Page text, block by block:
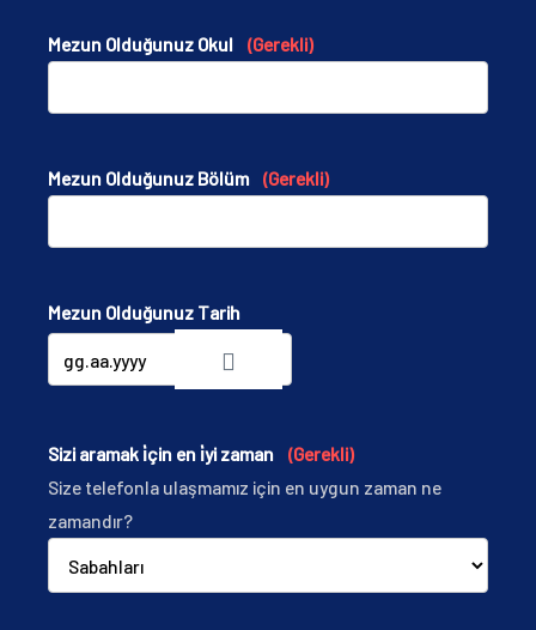
E
Mezun Olduğunuz Okul (Gerekli)
Mezun Olduğunuz Bölüm (Gerekli)
Mezun Olduğunuz Tarih
Sizi aramak i̇çin en i̇yi zaman
(Gerekli)
Size telefonla ulaşmamız için en uygun zaman ne
zamandır?